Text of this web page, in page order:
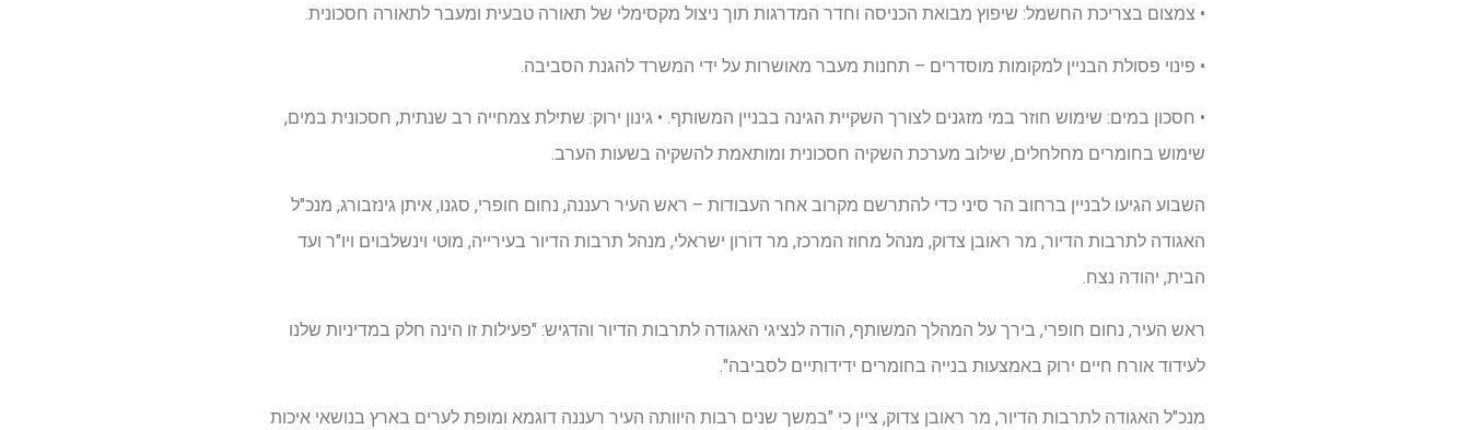
• צמצום בצריכת החשמל: שיפוץ מבואת הכניסה וחדר המדרגות תוך ניצול מקסימלי של תאורה טבעית ומעבר לתאורה חסכונית.
• פינוי פסולת הבניין למקומות מוסדרים – תחנות מעבר מאושרות על ידי המשרד להגנת הסביבה.
• חסכון במים: שימוש חוזר במי מזגנים לצורך השקיית הגינה בבניין המשותף. • גינון ירוק: שתילת צמחייה רב שנתית, חסכונית במים,
שימוש בחומרים מחלחלים, שילוב מערכת השקיה חסכונית ומותאמת להשקיה בשעות הערב.
השבוע הגיעו לבניין ברחוב הר סיני כדי להתרשם מקרוב אחר העבודות – ראש העיר רעננה, נחום חופרי, סגנו, איתן גינזבורג, מנכ"ל
האגודה לתרבות הדיור, מר ראובן צדוק, מנהל מחוז המרכז, מר דורון ישראלי, מנהל תרבות הדיור בעירייה, מוטי וינשלבוים ויו"ר ועד
הבית, יהודה נצח.
ראש העיר, נחום חופרי, בירך על המהלך המשותף, הודה לנציגי האגודה לתרבות הדיור והדגיש: "פעילות זו הינה חלק במדיניות שלנו
לעידוד אורח חיים ירוק באמצעות בנייה בחומרים ידידותיים לסביבה".
מנכ"ל האגודה לתרבות הדיור, מר ראובן צדוק, ציין כי "במשך שנים רבות היוותה העיר רעננה דוגמא ומופת לערים בארץ בנושאי איכות